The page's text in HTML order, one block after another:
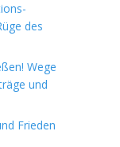
des
Wege
und
Frieden